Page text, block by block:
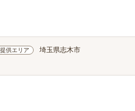
提供エリア 埼玉県志木市